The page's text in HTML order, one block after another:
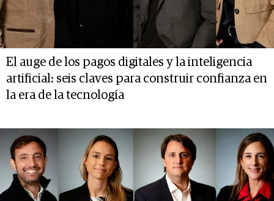
El auge de los pagos digitales y la inteligencia
artificial: seis claves para construir confianza en
la era de la tecnología